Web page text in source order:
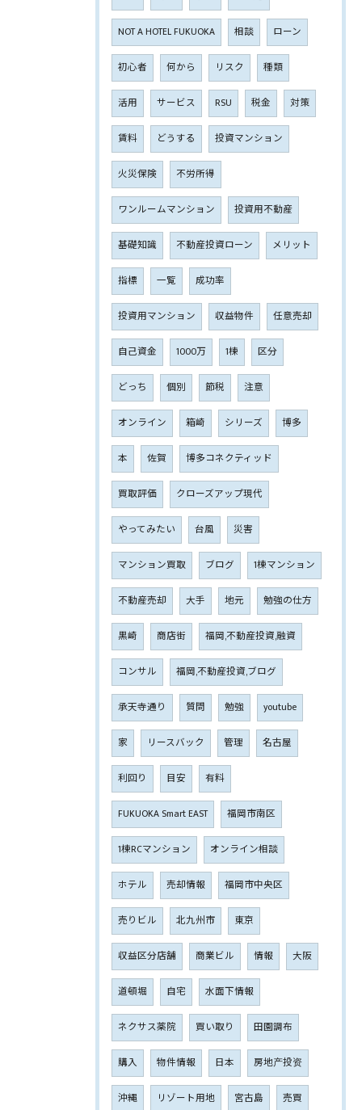
NOT A HOTEL FUKUOKA 相談 ローン
初心者 何から リスク 種類
活用 サービス RSU 税金 対策
賃料 どうする 投資マンション
火災保険 不労所得
ワンルームマンション 投資用不動産
基礎知識 不動産投資ローン メリット
指標 一覧 成功率
投資用マンション 収益物件 任意売却
自己資金 1000万 1棟 区分
どっち 個別 節税 注意
オンライン 箱崎 シリーズ 博多
本 佐賀 博多コネクティッド
買取評価 クローズアップ現代
やってみたい 台風 災害
マンション買取 ブログ 1棟マンション
不動産売却 大手 地元 勉強の仕方
黒崎 商店街 福岡,不動産投資,融資
コンサル 福岡,不動産投資,ブログ
承天寺通り 質問 勉強 youtube
家 リースバック 管理 名古屋
利回り 目安 有料
FUKUOKA Smart EAST 福岡市南区
1棟RCマンション オンライン相談
ホテル 売却情報 福岡市中央区
売りビル 北九州市 東京
収益区分店舗 商業ビル 情報 大阪
道頓堀 自宅 水面下情報
ネクサス薬院 買い取り 田園調布
購入 物件情報 日本 房地产投资
沖縄 リゾート用地 宮古島 売買